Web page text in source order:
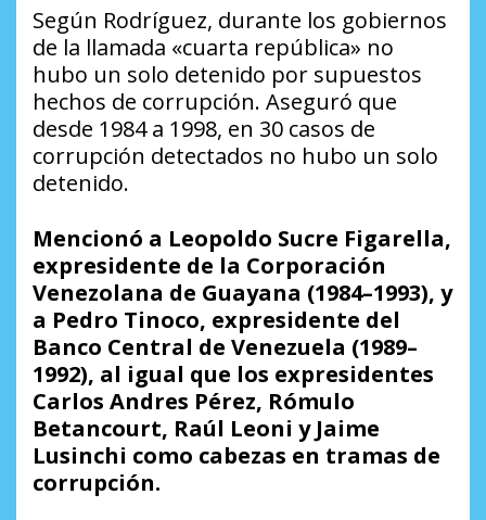
Según Rodríguez, durante los gobiernos
de la llamada «cuarta república» no
hubo un solo detenido por supuestos
hechos de corrupción. Aseguró que
desde 1984 a 1998, en 30 casos de
corrupción detectados no hubo un solo
detenido.
Mencionó a Leopoldo Sucre Figarella,
expresidente de la Corporación
Venezolana de Guayana (1984–1993), y
a Pedro Tinoco, expresidente del
Banco Central de Venezuela (1989–
1992), al igual que los expresidentes
Carlos Andres Pérez, Rómulo
Betancourt, Raúl Leoni y Jaime
Lusinchi como cabezas en tramas de
corrupción.